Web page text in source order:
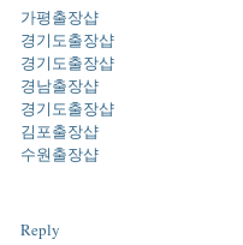
가평출장샵
경기도출장샵
경기도출장샵
경남출장샵
경기도출장샵
김포출장샵
수원출장샵
Reply